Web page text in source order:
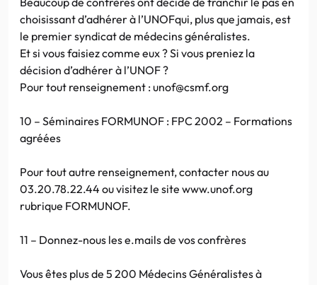
choisissant d’adhérer à l’UNOFqui, plus que jamais, est
le premier syndicat de médecins généralistes.
Et si vous faisiez comme eux ? Si vous preniez la
décision d’adhérer à l’UNOF ?
Pour tout renseignement : unof@csmf.org
10 – Séminaires FORMUNOF : FPC 2002 – Formations
agréées
Pour tout autre renseignement, contacter nous au
03.20.78.22.44 ou visitez le site www.unof.org
rubrique FORMUNOF.
11 – Donnez-nous les e.mails de vos confrères
Vous êtes plus de 5 200 Médecins Généralistes à